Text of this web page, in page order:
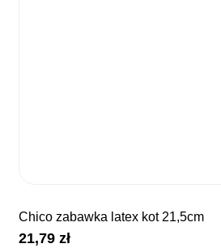
chico zabawka latex kot 21,5cm
21,79zł